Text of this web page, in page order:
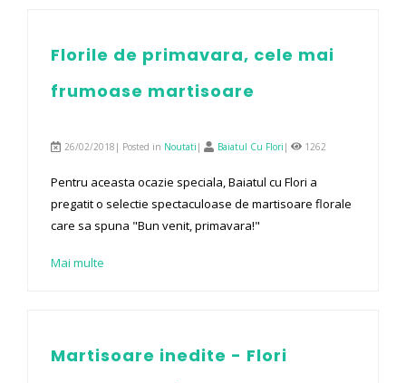
Florile de primavara, cele mai
frumoase martisoare
26/02/2018| Posted in Noutati | Baiatul Cu Flori | 1262
Pentru aceasta ocazie speciala, Baiatul cu Flori a
pregatit o selectie spectaculoase de martisoare florale
care sa spuna "Bun venit, primavara!"
Mai multe
Martisoare inedite - Flori